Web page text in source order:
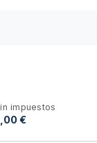
impuestos
€